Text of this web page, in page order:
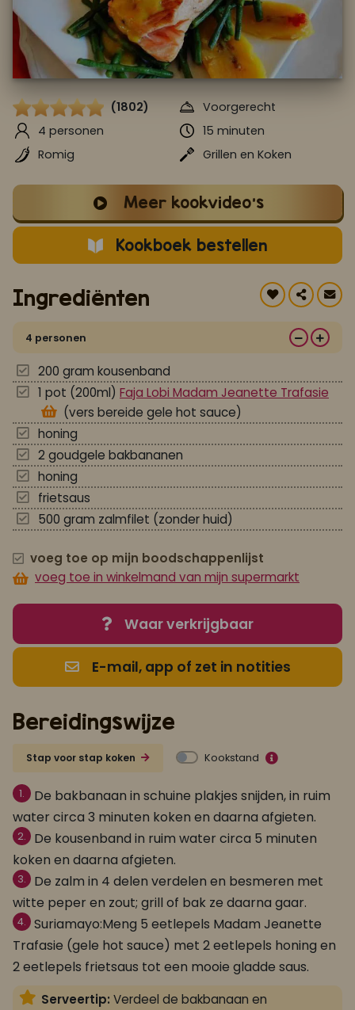
Koop ons bestseller kookboek
Ofklik hierom je aan te melden voor Mijn Kookboek.
(1802)
Voorgerecht
4 personen
15 minuten
Romig
Grillen en Koken
Meer kookvideo's
Kookboek bestellen
Ingrediënten
4 personen
200 gram kousenband
1 pot (200ml) Faja Lobi Madam Jeanette Trafasie
(vers bereide gele hot sauce)
honing
2 goudgele bakbananen
honing
frietsaus
500 gram zalmfilet (zonder huid)
voeg toe op mijn boodschappenlijst
voeg toe in winkelmand van mijn supermarkt
Waar verkrijgbaar
E-mail, app of zet in notities
Bereidingswijze
Stap voor stap koken Kookstand
1.
De bakbanaan in schuine plakjes snijden, in ruim
water circa 3 minuten koken en daarna afgieten.
2.
De kousenband in ruim water circa 5 minuten
koken en daarna afgieten.
3.
De zalm in 4 delen verdelen en besmeren met
witte peper en zout; grill of bak ze daarna gaar.
4.
Suriamayo:Meng 5 eetlepels Madam Jeanette
Trafasie (gele hot sauce) met 2 eetlepels honing en
2 eetlepels frietsaus tot een mooie gladde saus.
Serveertip: Verdeel de bakbanaan en